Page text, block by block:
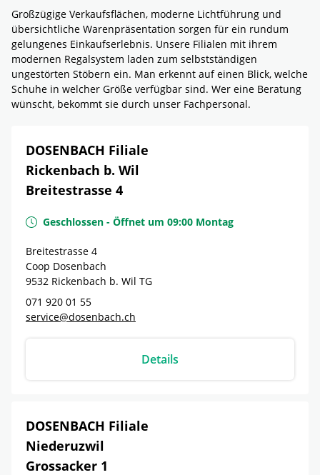
Großzügige Verkaufsflächen, moderne Lichtführung und
übersichtliche Warenpräsentation sorgen für ein rundum
gelungenes Einkaufserlebnis. Unsere Filialen mit ihrem
modernen Regalsystem laden zum selbstständigen
ungestörten Stöbern ein. Man erkennt auf einen Blick, welche
Schuhe in welcher Größe verfügbar sind. Wer eine Beratung
wünscht, bekommt sie durch unser Fachpersonal.
DOSENBACH Filiale
Rickenbach b. Wil
Breitestrasse 4
Geschlossen - Öffnet um 09:00 Montag
Breitestrasse 4
Coop Dosenbach
9532 Rickenbach b. Wil TG
071 920 01 55
service@dosenbach.ch
Details
DOSENBACH Filiale
Niederuzwil
Grossacker 1